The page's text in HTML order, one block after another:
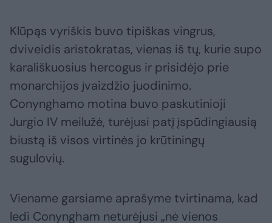
Klūpąs vyriškis buvo tipiškas vingrus,
dviveidis aristokratas, vienas iš tų, kurie supo
karališkuosius hercogus ir prisidėjo prie
monarchijos įvaizdžio juodinimo.
Conynghamo motina buvo paskutinioji
Jurgio IV meilužė, turėjusi patį įspūdingiausią
biustą iš visos virtinės jo krūtiningų
sugulovių.
Viename garsiame aprašyme tvirtinama, kad
ledi Conyngham neturėjusi „nė vienos